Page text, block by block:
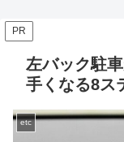
PR
左バック駐
手くなる8ス
etc